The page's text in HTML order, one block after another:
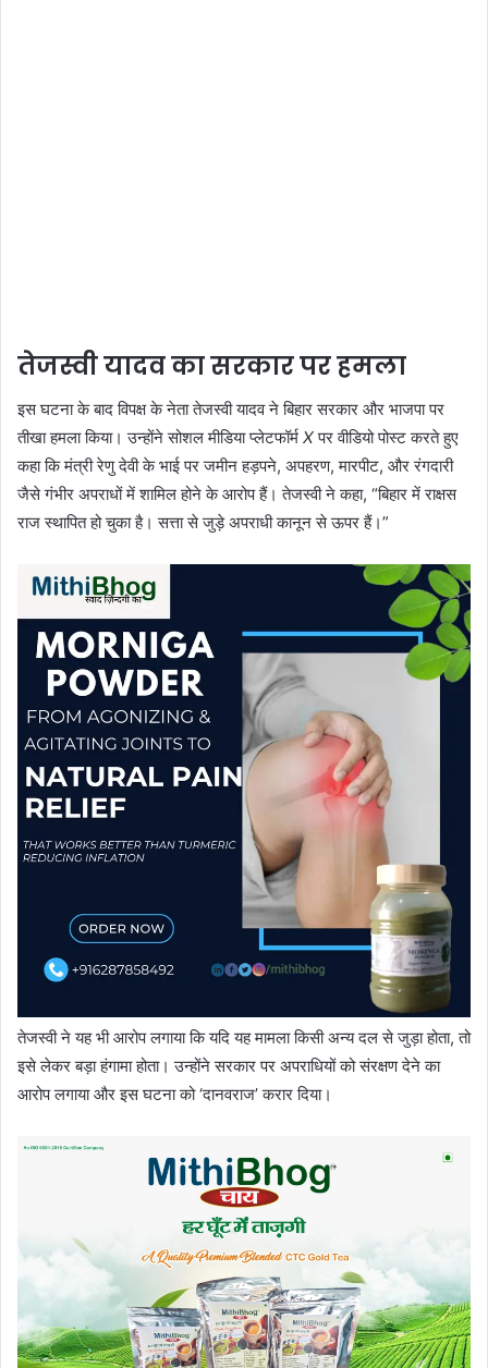
तेजस्वी यादव का सरकार पर हमला
इस घटना के बाद विपक्ष के नेता तेजस्वी यादव ने बिहार सरकार और भाजपा पर
तीखा हमला किया। उन्होंने सोशल मीडिया प्लेटफॉर्म Xपर वीडियो पोस्ट करते हुए
कहा कि मंत्री रेणु देवी के भाई पर जमीन हड़पने, अपहरण, मारपीट, और रंगदारी
जैसे गंभीर अपराधों में शामिल होने के आरोप हैं। तेजस्वी ने कहा, “बिहार में राक्षस
राज स्थापित हो चुका है। सत्ता से जुड़े अपराधी कानून से ऊपर हैं।”
तेजस्वी ने यह भी आरोप लगाया कि यदि यह मामला किसी अन्य दल से जुड़ा होता, तो
इसे लेकर बड़ा हंगामा होता। उन्होंने सरकार पर अपराधियों को संरक्षण देने का
आरोप लगाया और इस घटना को ‘दानवराज’ करार दिया।